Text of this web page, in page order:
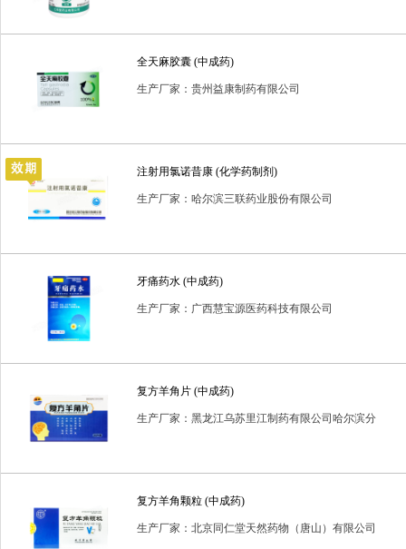
全天麻胶囊 (中成药)
生产厂家：贵州益康制药有限公司
注射用氯诺昔康 (化学药制剂)
生产厂家：哈尔滨三联药业股份有限公司
牙痛药水 (中成药)
生产厂家：广西慧宝源医药科技有限公司
复方羊角片 (中成药)
生产厂家：黑龙江乌苏里江制药有限公司哈尔滨分
复方羊角颗粒 (中成药)
生产厂家：北京同仁堂天然药物（唐山）有限公司